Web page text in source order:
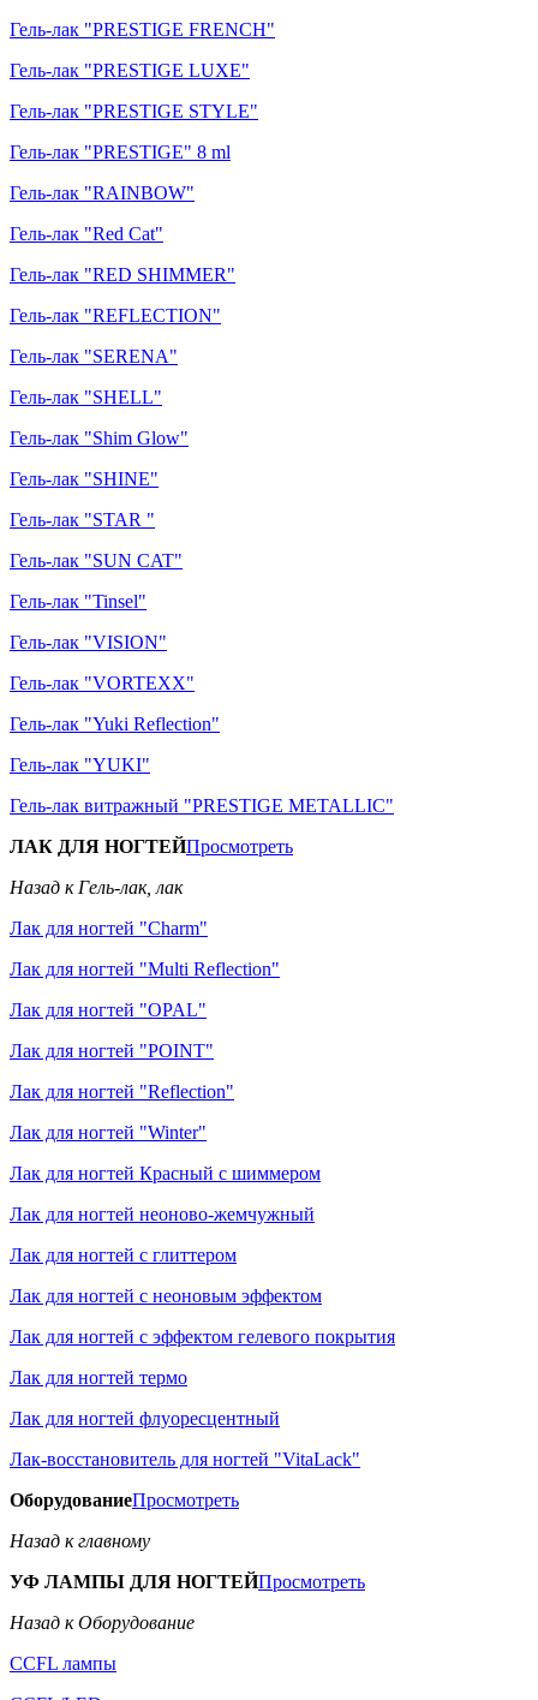
Гель-лак "PRESTIGE FRENCH"
Гель-лак "PRESTIGE LUXE"
Гель-лак "PRESTIGE STYLE"
Гель-лак "PRESTIGE" 8 ml
Гель-лак "RAINBOW"
Гель-лак "Red Cat"
Гель-лак "RED SHIMMER"
Гель-лак "REFLECTION"
Гель-лак "SERENA"
Гель-лак "SHELL"
Гель-лак "Shim Glow"
Гель-лак "SHINE"
Гель-лак "STAR "
Гель-лак "SUN CAT"
Гель-лак "Tinsel"
Гель-лак "VISION"
Гель-лак "VORTEXX"
Гель-лак "Yuki Reflection"
Гель-лак "YUKI"
Гель-лак витражный "PRESTIGE METALLIC"
ЛАК ДЛЯ НОГТЕЙПросмотреть
Назад к Гель-лак, лак
Лак для ногтей "Charm"
Лак для ногтей "Multi Reflection"
Лак для ногтей "OPAL"
Лак для ногтей "POINT"
Лак для ногтей "Reflection"
Лак для ногтей "Winter"
Лак для ногтей Красный с шиммером
Лак для ногтей неоново-жемчужный
Лак для ногтей с глиттером
Лак для ногтей с неоновым эффектом
Лак для ногтей с эффектом гелевого покрытия
Лак для ногтей термо
Лак для ногтей флуоресцентный
Лак-восстановитель для ногтей "VitaLack"
ОборудованиеПросмотреть
Назад к главному
УФ ЛАМПЫ ДЛЯ НОГТЕЙПросмотреть
Назад к Оборудование
CCFL лампы